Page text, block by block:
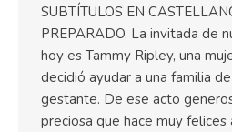
SUBTÍTULOS EN
PREPARADO. La invitada de
hoy es Tammy Ripley, una
decidió ayudar a una familia
gestante. De ese acto
preciosa que hace muy felices